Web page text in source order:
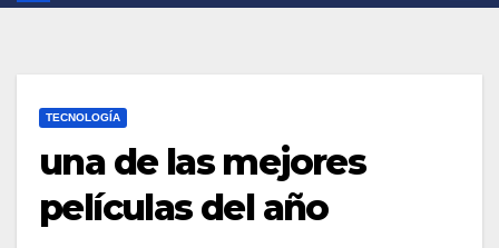
TECNOLOGÍA
una de las mejores
películas del año